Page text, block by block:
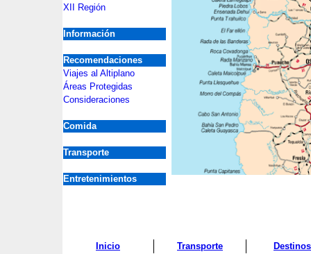
XII Región
Información
Recomendaciones
Viajes al Altiplano
Áreas Protegidas
Consideraciones
Comida
Transporte
Entretenimientos
Inicio Transporte Destinos